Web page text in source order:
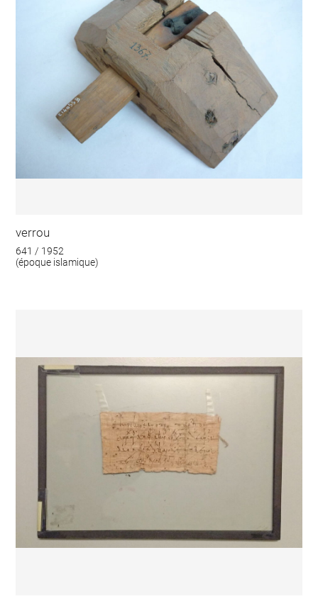
verrou
641 / 1952
(époque islamique)